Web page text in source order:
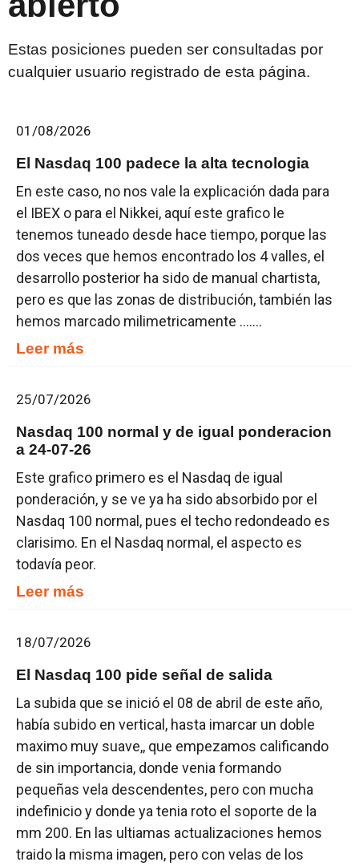
Estas posiciones pueden ser consultadas por
cualquier usuario registrado de esta página.
01/08/2026
El Nasdaq 100 padece la alta tecnologia
En este caso, no nos vale la explicación dada para
el IBEX o para el Nikkei, aquí este grafico le
tenemos tuneado desde hace tiempo, porque las
dos veces que hemos encontrado los 4 valles, el
desarrollo posterior ha sido de manual chartista,
pero es que las zonas de distribución, también las
hemos marcado milimetricamente .......
Leer más
25/07/2026
Nasdaq 100 normal y de igual ponderacion
a 24-07-26
Este grafico primero es el Nasdaq de igual
ponderación, y se ve ya ha sido absorbido por el
Nasdaq 100 normal, pues el techo redondeado es
clarisimo. En el Nasdaq normal, el aspecto es
todavía peor.
Leer más
18/07/2026
El Nasdaq 100 pide señal de salida
La subida que se inició el 08 de abril de este año,
había subido en vertical, hasta imarcar un doble
maximo muy suave,, que empezamos calificando
de sin importancia, donde venia formando
pequeñas vela descendentes, pero con mucha
indefinicio y donde ya tenia roto el soporte de la
mm 200. En las ultiamas actualizaciones hemos
traido la misma imagen, pero con velas de los